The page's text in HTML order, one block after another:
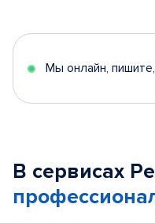
Мы онлайн,
В сервисах